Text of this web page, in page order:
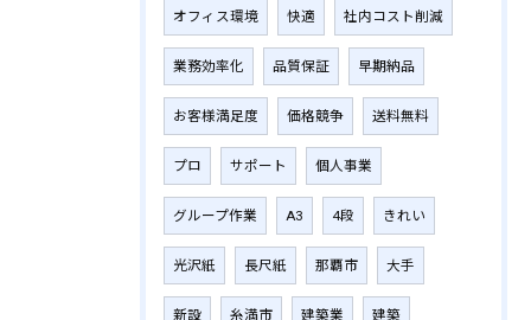
オフィス環境 快適 社内コスト削減
業務効率化 品質保証 早期納品
お客様満足度 価格競争 送料無料
プロ サポート 個人事業
グループ作業 A3 4段 きれい
光沢紙 長尺紙 那覇市 大手
新設 糸満市 建築業 建築